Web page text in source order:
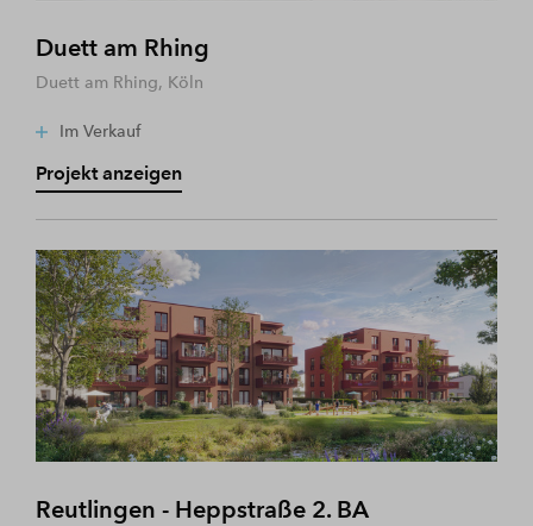
Duett am Rhing
Duett am Rhing, Köln
Im Verkauf
Projekt anzeigen
Reutlingen - Heppstraße 2. BA